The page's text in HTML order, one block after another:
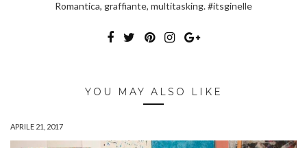
Romantica, graffiante, multitasking. #itsginelle
YOU MAY ALSO LIKE
APRILE 21, 2017